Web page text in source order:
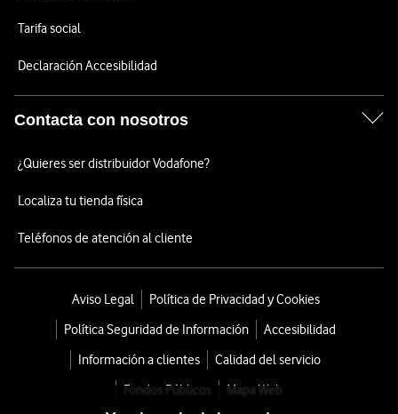
Tarifa social
Declaración Accesibilidad
Contacta con nosotros
¿Quieres ser distribuidor Vodafone?
Localiza tu tienda física
Teléfonos de atención al cliente
Aviso Legal
Política de Privacidad y Cookies
Política Seguridad de Información
Accesibilidad
Información a clientes
Calidad del servicio
Fondos Públicos
Mapa Web